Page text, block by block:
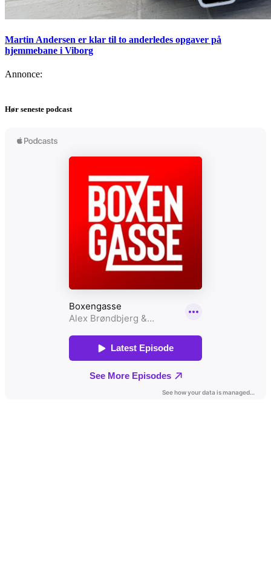
Martin Andersen er klar til to anderledes opgaver på
hjemmebane i Viborg
Annonce:
Hør seneste podcast